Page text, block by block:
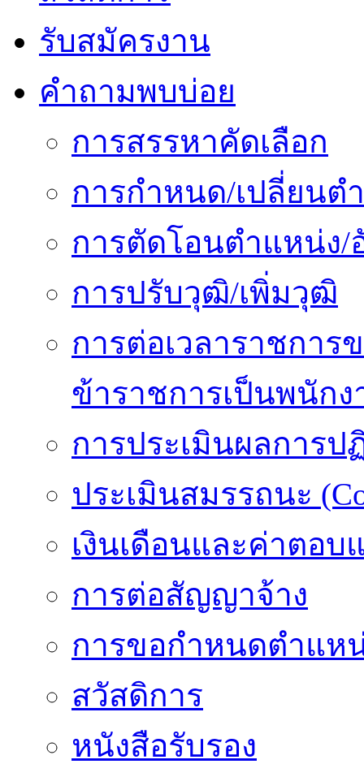
รับสมัครงาน
คำถามพบบ่อย
การสรรหาคัดเลือก
การกำหนด/เปลี่ยนต
การตัดโอนตำแหน่ง/
การปรับวุฒิ/เพิ่มวุฒิ
การต่อเวลาราชการ
ข้าราชการเป็นพนักง
การประเมินผลการป
ประเมินสมรรถนะ
เงินเดือนและค่าตอบ
การต่อสัญญาจ้าง
การขอกำหนดตำแห
สวัสดิการ
หนังสือรับรอง